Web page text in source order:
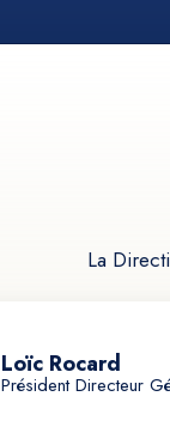
La
Loïc Rocard
Président Directeur